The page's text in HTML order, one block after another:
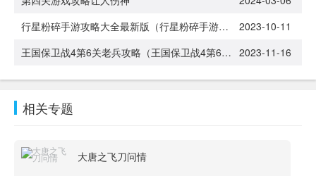
行星粉碎手游攻略大全最新版（行星粉碎手游攻略大全最新版本）
2023-10-11
王国保卫战4第6关老兵攻略（王国保卫战4第6关老兵攻略视频） 2023-11-16
相关专题
大唐之飞刀问情